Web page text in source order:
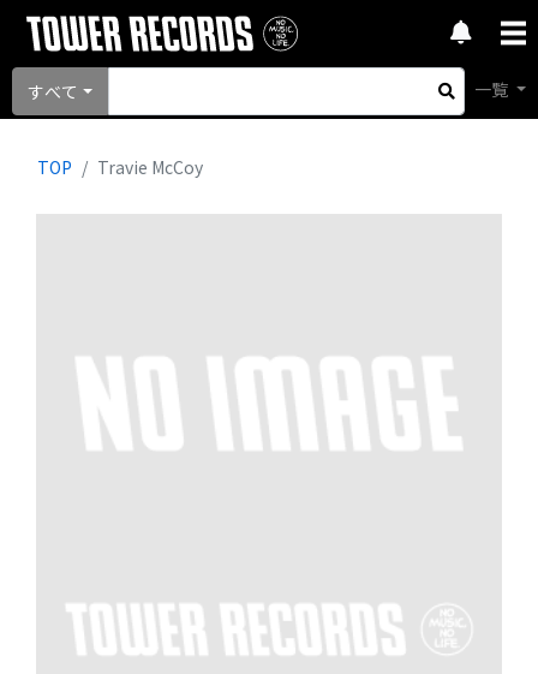
すべて 一覧
TOP Travie McCoy